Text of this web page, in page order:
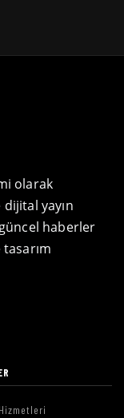
olarak
yayın
haberler